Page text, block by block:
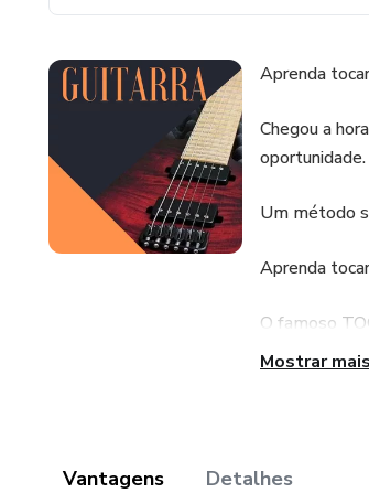
Aprenda
Chegou a
oportunidade.
Um método
Aprenda
O famoso
Mostrar mais
Vantagens Detalhes